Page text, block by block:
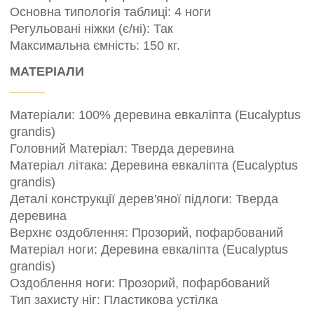
Основна типологія таблиці: 4 ноги
Регульовані ніжки (є/ні): Так
Максимальна ємність: 150 кг.
МАТЕРІАЛИ
Матеріали: 100% деревина евкаліпта (Eucalyptus
grandis)
Головний Матеріал: Тверда деревина
Матеріал літака: Деревина евкаліпта (Eucalyptus
grandis)
Деталі конструкції дерев'яної підлоги: Тверда
деревина
Верхнє оздоблення: Прозорий, пофарбований
Матеріал ноги: Деревина евкаліпта (Eucalyptus
grandis)
Оздоблення ноги: Прозорий, пофарбований
Тип захисту ніг: Пластикова устілка